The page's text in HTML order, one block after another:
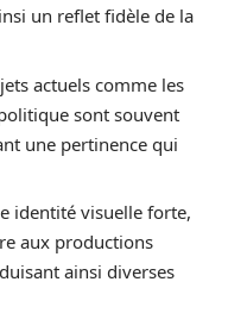
un reflet fidèle de la
actuels comme les
sont souvent
une pertinence qui
identité visuelle forte,
aux productions
ainsi diverses